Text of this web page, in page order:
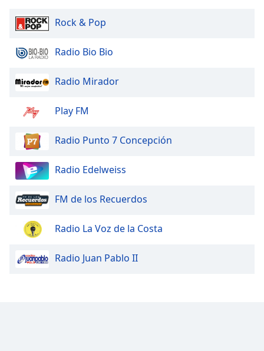
Rock & Pop
Radio Bio Bio
Radio Mirador
Play FM
Radio Punto 7 Concepción
Radio Edelweiss
FM de los Recuerdos
Radio La Voz de la Costa
Radio Juan Pablo II